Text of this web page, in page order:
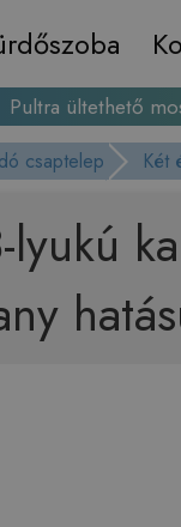
Pultra ültethető
csaptelep Két
lyukú